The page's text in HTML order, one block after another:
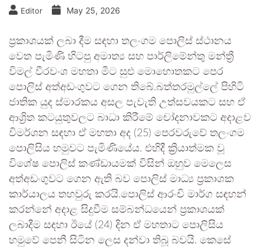
Editor May 25, 2026
ප්‍රකාශයක් ලබා දීම සඳහා තලංගම පොලිස් ස්ථානය
වෙත පැමිණි හිටපු අමාත්‍ය සහ පාර්ලිමේන්තු මන්ත්‍රී
විමල් වීරවංශ මහතා මීට සුළු මොහොතකට පෙර
පොලිස් අත්අඩංගුවට ගෙන තිබේ.බත්තරමුල්ලේ පිහිටි
ජාතික යුද ස්මාරකය අසල පැවැති උත්සවයකට සහ ඒ
ආශ්‍රිත කටයුතුවලට බාධා කිරීමේ චෝදනාවකට අදාළව
විමර්ශන සඳහා ඒ මහතා අද (25) පෙරවරුවේ තලංගම
පොලිසිය හමුවට පැමිණියේය. එහිදී ක්‍රියාත්මක වූ
විශේෂ පොලිස් කණ්ඩායමක් විසින් ඔහුව මෙලෙස
අත්අඩංගුවට ගෙන ඇති බව පොලිස් මාධ්‍ය ප්‍රකාශක
කාර්යාලය තහවුරු කරයි.පොලිස් ආරංචි මාර්ග සඳහන්
කරන්නේ අදාළ සිදුවීම සම්බන්ධයෙන් ප්‍රකාශයක්
ලබාදීම සඳහා ඊයේ (24) දින ඒ මහතාට පොලිසිය
හමුවේ පෙනී සිටින ලෙස දන්වා තිබූ බවයි. කෙසේ